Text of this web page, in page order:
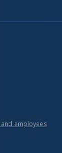
and employees